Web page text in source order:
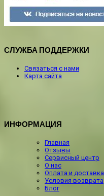
СЛУЖБА ПОДДЕРЖКИ
Связаться с нами
Карта сайта
ИНФОРМАЦИЯ
Главная
Отзывы
Сервисный центр
О нас
Оплата и доставка
Условия возврата
Блог